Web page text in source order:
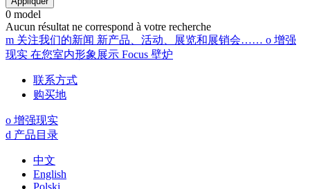
0 model
Aucun résultat ne correspond à votre recherche
m 关注我们的新闻 新产品、活动、展览和展销会…… o 增强
现实 在您室内形象展示 Focus 壁炉
联系方式
购买地
o 增强现实
d 产品目录
中文
English
Polski